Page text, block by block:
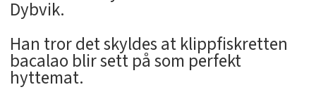
Dybvik.
Han tror det skyldes at klippfiskretten
bacalao blir sett på som perfekt
hyttemat.